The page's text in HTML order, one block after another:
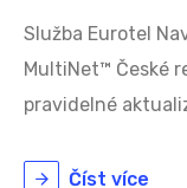
Služba Eurotel
MultiNet™ České
pravidelné
Číst více